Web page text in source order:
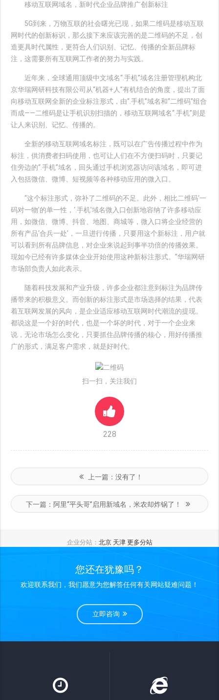
移动互联网域名，新时代企业品牌推广创新标注
5G到来，万物互联的社会曙光已现，如果二维码是移动互联
网时代的创新标识，那么接下来应该完善的是二维码的不足，创
造更具时代属性，更符合人们识别、记忆、传播的全新品牌标
注，这需要所有互联网工作者的努力与实践。
近年来，全球通用顶级中文域名“.手机”域名注册管理机构北
京华瑞网研科技有限公司从“机器+人”有机结合的角度，提出了面
向移动互联网全新的企业标注形式，由“.手机”域名和“二维码”组合
而成——二维码是让手机识别扫描的，移动互联网域名“.手机”则是
让人来识别、记忆、传播的。
全新的移动互联网域名标注，既可以在广告传播过程中作为
标注，供消费者扫码使用，也可让人们在不方便扫码时，只要记
住旁边的“.手机”域名，回头通过手机浏览器访问该域名，即可进
入包括微信、微博、短视频等各种移动应用的微入口。
“这个标注形式，弥补了二维码的不足。此外，相比二维码‘一
码对一物’的单一性，‘.手机’域名微入口创新地容纳了许多移动应
用，如微信、微博、抖音、地图、商城等，微入口将企业经营的
所有产品‘合兵一处’，一旦进行传播，只要用这个新标注，用户就
可以看到所有品牌信息，对企业来说起到事半功倍的传播效果。
现如今已经有许多媒体企业开始使用这种新标注形式。”华瑞网研
市场部负责人如此表示。
随着科技发展和产业升级，许多企业都注意到标注为品牌传
播带来的积极意义。而创新的标注形式是市场选择的结果，代表
着互联网发展的风向，是企业适应移动互联网时代潮流的提现。
都说这是一个好的时代，也是一个坏的时代，对于一个企业来
说，无论市场怎么变化，只要抓住品牌传播的核心，用好传播推
广的形式，满足客户需求，就是好时代。
扫一扫，关注我们
228
上一篇： 没有了！
下一篇： 阿里“平头哥”启用新域名，米农却炸锅了！
企业分站： 北京 天津 更多分站
您还在犹豫吗？
欢迎联系我们，我们愿意为您解答任何有关网站疑难问题！
立即咨询